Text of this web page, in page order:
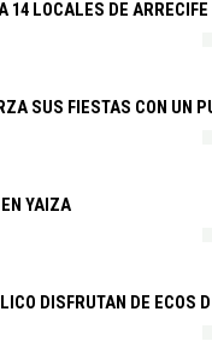
14 LOCALES DE ARRECIFE
SUS FIESTAS CON UN
YAIZA
DISFRUTAN DE ECOS